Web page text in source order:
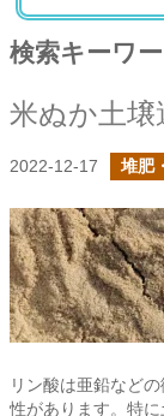
検索キーワ
2022-12-17 堆肥
リン酸は亜鉛など
性があります。特